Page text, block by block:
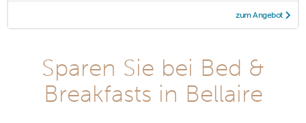
zum Angebot
Sparen Sie bei Bed &
Breakfasts in Bellaire